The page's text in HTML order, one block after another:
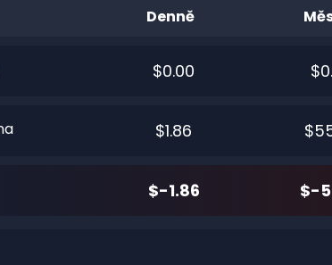
Denně
$0.00
$1.86
$-1.86 $-